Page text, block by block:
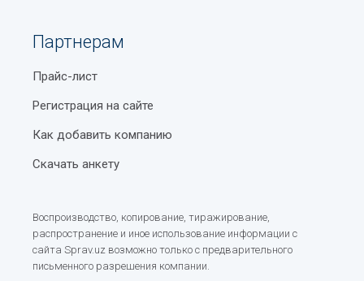
Партнерам
Прайс-лист
Регистрация на сайте
Как добавить компанию
Скачать анкету
Воспроизводство, копирование, тиражирование,
распространение и иное использование информации с
сайта Sprav.uz возможно только с предварительного
письменного разрешения компании.